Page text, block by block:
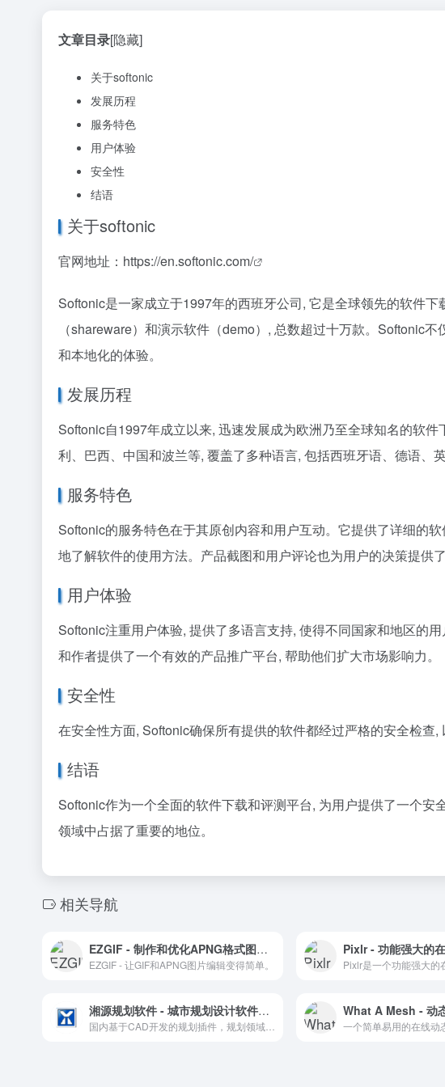
文章目录[隐藏]
关于softonic
发展历程
服务特色
用户体验
安全性
结语
关于softonic
官网地址： https://en.softonic.com/
Softonic是一家成立于1997年的西班牙公司, 它是全球领先的软件下
（shareware）和演示软件（demo）, 总数超过十万款。Softonic
和本地化的体验。
发展历程
Softonic自1997年成立以来, 迅速发展成为欧洲乃至全球知名的软
利、巴西、中国和波兰等, 覆盖了多种语言, 包括西班牙语、德语、
服务特色
Softonic的服务特色在于其原创内容和用户互动。它提供了详细的软
地了解软件的使用方法。产品截图和用户评论也为用户的决策提供
用户体验
Softonic注重用户体验, 提供了多语言支持, 使得不同国家和地区的
和作者提供了一个有效的产品推广平台, 帮助他们扩大市场影响力。
安全性
在安全性方面, Softonic确保所有提供的软件都经过严格的安全检查,
结语
Softonic作为一个全面的软件下载和评测平台, 为用户提供了一个
领域中占据了重要的地位。
相关导航
EZGIF - 制作和优化APNG格式图片的在线工具
EZGIF - 让GIF和APNG图片编辑变得简单。
Pixlr - 功能强大的
湘源规划软件 - 城市规划设计软件专家 What A Mesh - 动
一个简单易用的在线动